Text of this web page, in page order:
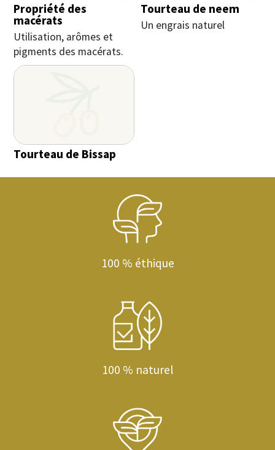
Propriété des
macérats
Utilisation, arômes et
pigments des macérats.
Tourteau de neem
Un engrais naturel
Tourteau de Bissap
100 % éthique
100 % naturel